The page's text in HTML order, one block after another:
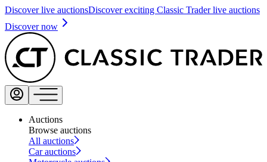
Discover live auctionsDiscover exciting Classic Trader live auctions
Discover now
Auctions
Browse auctions
All auctions
Car auctions